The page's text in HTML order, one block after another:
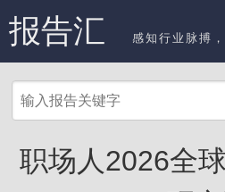
报告汇 感知行业脉搏
职场人2026全